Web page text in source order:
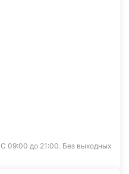
С 09:00 до 21:00. Без выходных